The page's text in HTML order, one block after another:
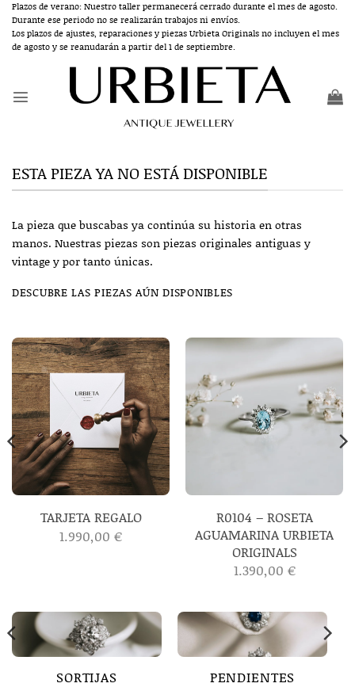
Saltar
contenido
Plazos de verano: Nuestro taller permanecerá cerrado durante el mes de agosto.
Durante ese periodo no se realizarán trabajos ni envíos.
Los plazos de ajustes, reparaciones y piezas Urbieta Originals no incluyen el mes
de agosto y se reanudarán a partir del 1 de septiembre.
ESTA PIEZA YA NO ESTÁ DISPONIBLE
La pieza que buscabas ya continúa su historia en otras
manos. Nuestras piezas son piezas originales antiguas y
vintage y por tanto únicas.
DESCUBRE LAS PIEZAS AÚN DISPONIBLES
TARJETA REGALO
1.990,00 €
R0104 – ROSETA
AGUAMARINA URBIETA
ORIGINALS
1.390,00 €
SORTIJAS PENDIENTES